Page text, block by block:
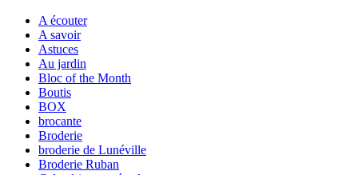
A écouter
A savoir
Astuces
Au jardin
Bloc of the Month
Boutis
BOX
brocante
Broderie
broderie de Lunéville
Broderie Ruban